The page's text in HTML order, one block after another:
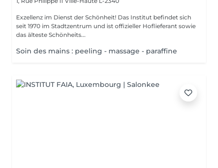
Exzellenz im Dienst der Schönheit! Das Institut befindet sich
seit 1970 im Stadtzentrum und ist offizieller Hoflieferant sowie
das älteste Schönheits...
Soin des mains : peeling - massage - paraffine